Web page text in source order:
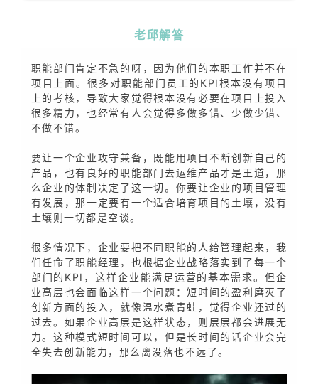
老邱解答
职能部门肯定不急的呀，因为他们的本职工作并不在
项目上面。很多对职能部门员工的KPI根本没有项目
上的考核，导致大家觉得根本没有必要在项目上投入
很多精力，也经常有人会觉得多做多错、少做少错、
不做不错。
要让一个企业攻守兼备，既能用项目不断创新自己的
产品，也有良好的职能部门去运维产品才是王道，那
么企业的体制决定了这一切。你要让企业的项目管理
有发展，那一定要有一个适合培育项目的土壤，没有
土壤则一切都是空谈。
很多情况下，企业要把不同职能的人给管理起来，我
们任命了职能经理，也根据企业战略落实到了每一个
部门的KPI，这样企业能满足运营的基本需求。但企
业高层也会面临这样一个问题：短时间的盈利磨灭了
创新方面的投入，就像温水煮青蛙，觉得企业还过的
过去。如果企业高层是这样状态，则层层都会进展无
力。这种模式短时间可以，但是长时间的话企业会完
全失去创新能力，那么离没落也不远了。